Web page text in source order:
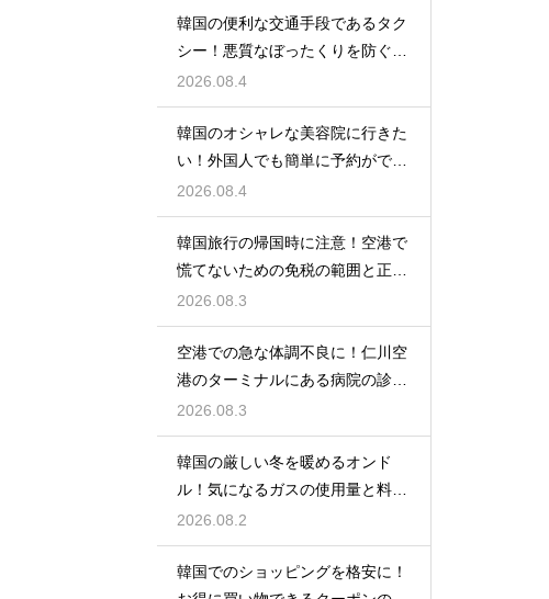
韓国の便利な交通手段であるタク
シー！悪質なぼったくりを防ぐ確
実な対策
2026.08.4
韓国のオシャレな美容院に行きた
い！外国人でも簡単に予約ができ
るアプリ
2026.08.4
韓国旅行の帰国時に注意！空港で
慌てないための免税の範囲と正し
い計算
2026.08.3
空港での急な体調不良に！仁川空
港のターミナルにある病院の診療
時間
2026.08.3
韓国の厳しい冬を暖めるオンド
ル！気になるガスの使用量と料金
の目安
2026.08.2
韓国でのショッピングを格安に！